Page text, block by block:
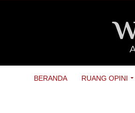
BERANDA RUANG OPINI